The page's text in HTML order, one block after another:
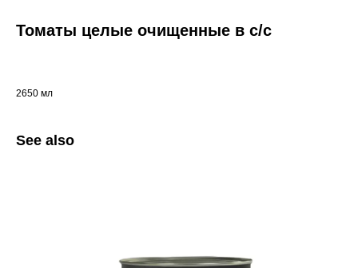
Томаты целые очищенные в с/с
2650 мл
See also